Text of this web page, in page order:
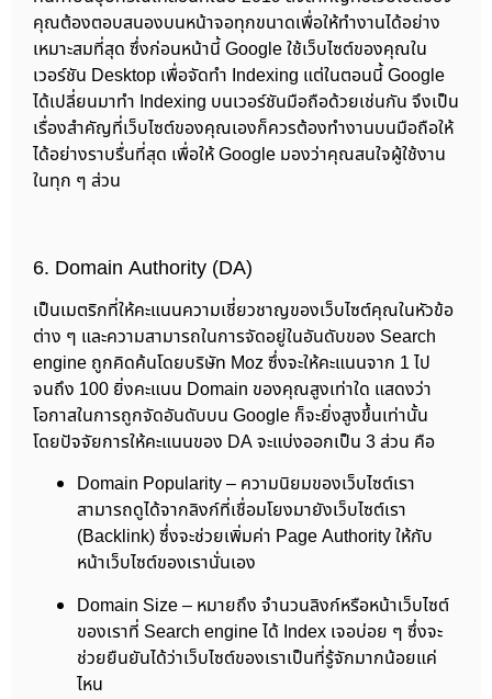
คุณต้องตอบสนองบนหน้าจอทุกขนาดเพื่อให้ทำงานได้อย่าง
เหมาะสมที่สุด ซึ่งก่อนหน้านี้ Google ใช้เว็บไซต์ของคุณใน
เวอร์ชัน Desktop เพื่อจัดทำ Indexing แต่ในตอนนี้ Google
ได้เปลี่ยนมาทำ Indexing บนเวอร์ชันมือถือด้วยเช่นกัน จึงเป็น
เรื่องสำคัญที่เว็บไซต์ของคุณเองก็ควรต้องทำงานบนมือถือให้
ได้อย่างราบรื่นที่สุด เพื่อให้ Google มองว่าคุณสนใจผู้ใช้งาน
ในทุก ๆ ส่วน
6. Domain Authority (DA)
เป็นเมตริกที่ให้คะแนนความเชี่ยวชาญของเว็บไซต์คุณในหัวข้อ
ต่าง ๆ และความสามารถในการจัดอยู่ในอันดับของ Search
engine ถูกคิดค้นโดยบริษัท Moz ซึ่งจะให้คะแนนจาก 1 ไป
จนถึง 100 ยิ่งคะแนน Domain ของคุณสูงเท่าใด แสดงว่า
โอกาสในการถูกจัดอันดับบน Google ก็จะยิ่งสูงขึ้นเท่านั้น
โดยปัจจัยการให้คะแนนของ DA จะแบ่งออกเป็น 3 ส่วน คือ
Domain Popularity – ความนิยมของเว็บไซต์เรา
สามารถดูได้จากลิงก์ที่เชื่อมโยงมายังเว็บไซต์เรา
(Backlink) ซึ่งจะช่วยเพิ่มค่า Page Authority ให้กับ
หน้าเว็บไซต์ของเรานั่นเอง
Domain Size – หมายถึง จำนวนลิงก์หรือหน้าเว็บไซต์
ของเราที่ Search engine ได้ Index เจอบ่อย ๆ ซึ่งจะ
ช่วยยืนยันได้ว่าเว็บไซต์ของเราเป็นที่รู้จักมากน้อยแค่
ไหน